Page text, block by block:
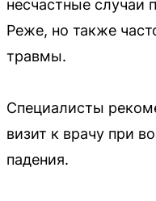
несчастные случаи
Реже, но также
травмы.
Специалисты
визит к врачу при
падения.